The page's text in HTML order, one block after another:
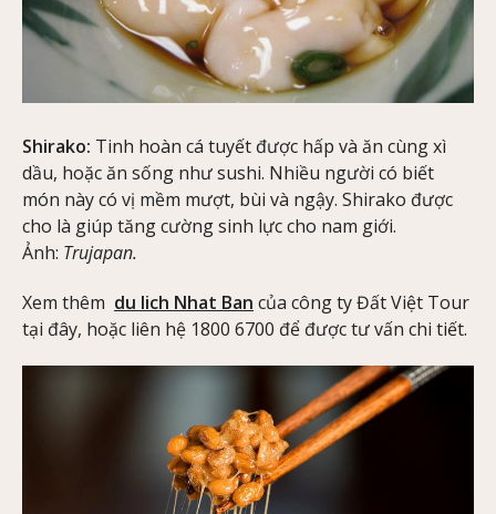
Shirako: Tinh hoàn cá tuyết được hấp và ăn cùng xì
dầu, hoặc ăn sống như sushi. Nhiều người có biết
món này có vị mềm mượt, bùi và ngậy. Shirako được
cho là giúp tăng cường sinh lực cho nam giới.
Ảnh: Trujapan.
Xem thêm du lich Nhat Ban của công ty Đất Việt Tour
tại đây, hoặc liên hệ 1800 6700 để được tư vấn chi tiết.